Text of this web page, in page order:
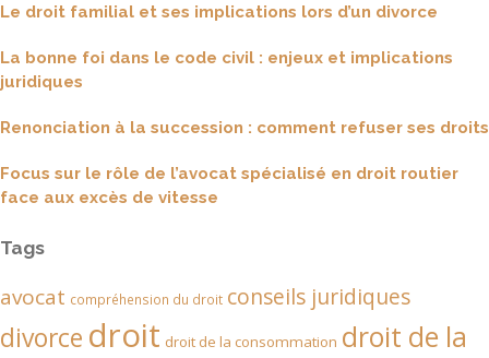
Le droit familial et ses implications lors d’un divorce
La bonne foi dans le code civil : enjeux et implications
juridiques
Renonciation à la succession : comment refuser ses droits
Focus sur le rôle de l’avocat spécialisé en droit routier
face aux excès de vitesse
Tags
avocat compréhension du droit conseils juridiques
divorce droit droit de la consommation droit de la